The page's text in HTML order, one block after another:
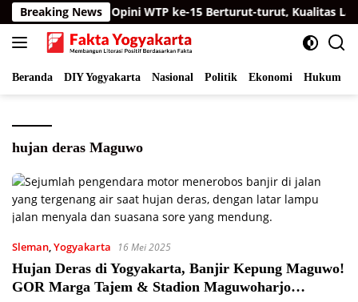
Langsung
ke
konten
Breaking NewsRaih Opini WTP ke-15 Berturut-turut, Kualitas
Beranda DIY Yogyakarta Nasional Politik Ekonomi Hukum
hujan deras Maguwo
Sleman,Yogyakarta 16 Mei 2025
Hujan Deras di Yogyakarta, Banjir Kepung Maguwo!
GOR Marga Tajem & Stadion Maguwoharjo